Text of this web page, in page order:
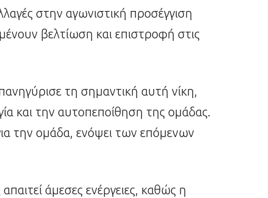
στην αγωνιστική προσέγγιση
βελτίωση και επιστροφή στις
τη σημαντική αυτή νίκη,
και την αυτοπεποίθηση της ομάδας.
την ομάδα, ενόψει των επόμενων
άμεσες ενέργειες, καθώς η